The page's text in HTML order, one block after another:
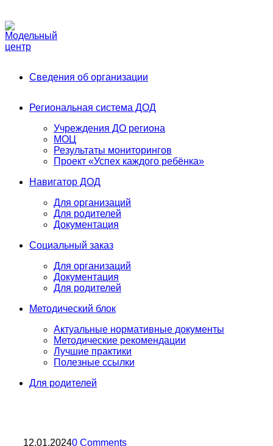
Сведения об организации
Региональная система ДОД
Учреждения ДО региона
МОЦ
Результаты мониторингов
Проект «Успех каждого ребёнка»
Навигатор ДОД
Для организаций
Для родителей
Документация
Социальный заказ
Для организаций
Документация
Для родителей
Методический блок
Актуальные нормативные документы
Методические рекомендации
Лучшие практики
Полезные ссылки
Для родителей
12.01.20240 Comments